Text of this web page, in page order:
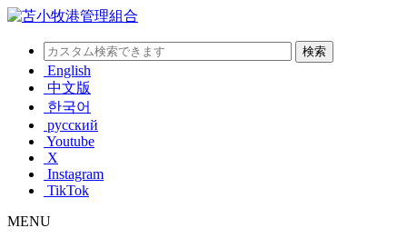
English
中文版
한국어
русский
Youtube
X
Instagram
TikTok
MENU